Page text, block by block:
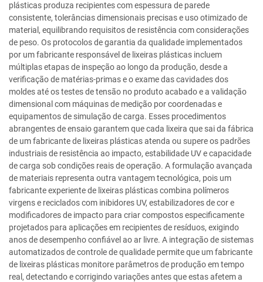
plásticas produza recipientes com espessura de parede
consistente, tolerâncias dimensionais precisas e uso otimizado de
material, equilibrando requisitos de resistência com considerações
de peso. Os protocolos de garantia da qualidade implementados
por um fabricante responsável de lixeiras plásticas incluem
múltiplas etapas de inspeção ao longo da produção, desde a
verificação de matérias-primas e o exame das cavidades dos
moldes até os testes de tensão no produto acabado e a validação
dimensional com máquinas de medição por coordenadas e
equipamentos de simulação de carga. Esses procedimentos
abrangentes de ensaio garantem que cada lixeira que sai da fábrica
de um fabricante de lixeiras plásticas atenda ou supere os padrões
industriais de resistência ao impacto, estabilidade UV e capacidade
de carga sob condições reais de operação. A formulação avançada
de materiais representa outra vantagem tecnológica, pois um
fabricante experiente de lixeiras plásticas combina polímeros
virgens e reciclados com inibidores UV, estabilizadores de cor e
modificadores de impacto para criar compostos especificamente
projetados para aplicações em recipientes de resíduos, exigindo
anos de desempenho confiável ao ar livre. A integração de sistemas
automatizados de controle de qualidade permite que um fabricante
de lixeiras plásticas monitore parâmetros de produção em tempo
real, detectando e corrigindo variações antes que estas afetem a